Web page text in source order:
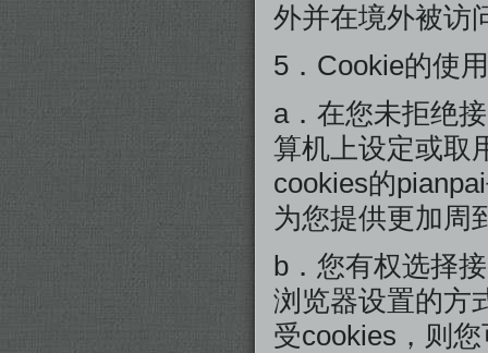
外并在境外被访
5．Cookie的使
a．在您未拒绝
算机上设定或取
cookies的
为您提供更加周
b．您有权选择
浏览器设置的方
受cookies，则